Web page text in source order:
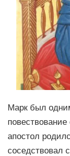
Марк был
апостол
соседствовал